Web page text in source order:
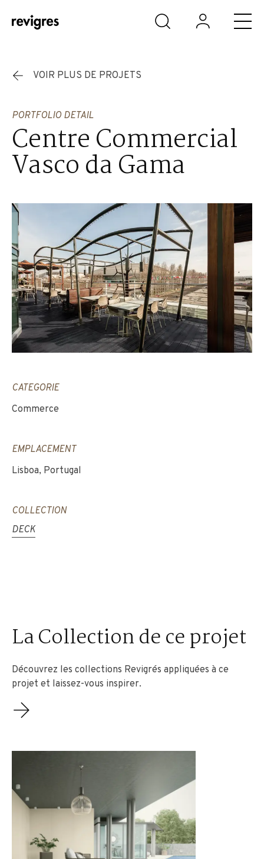
Aller au contenu principal
VOIR PLUS DE PROJETS
PORTFOLIO DETAIL
Centre Commercial
Vasco da Gama
CATEGORIE
Commerce
EMPLACEMENT
Lisboa, Portugal
COLLECTION
DECK
La Collection de ce projet
Découvrez les collections Revigrés appliquées à ce
projet et laissez-vous inspirer.